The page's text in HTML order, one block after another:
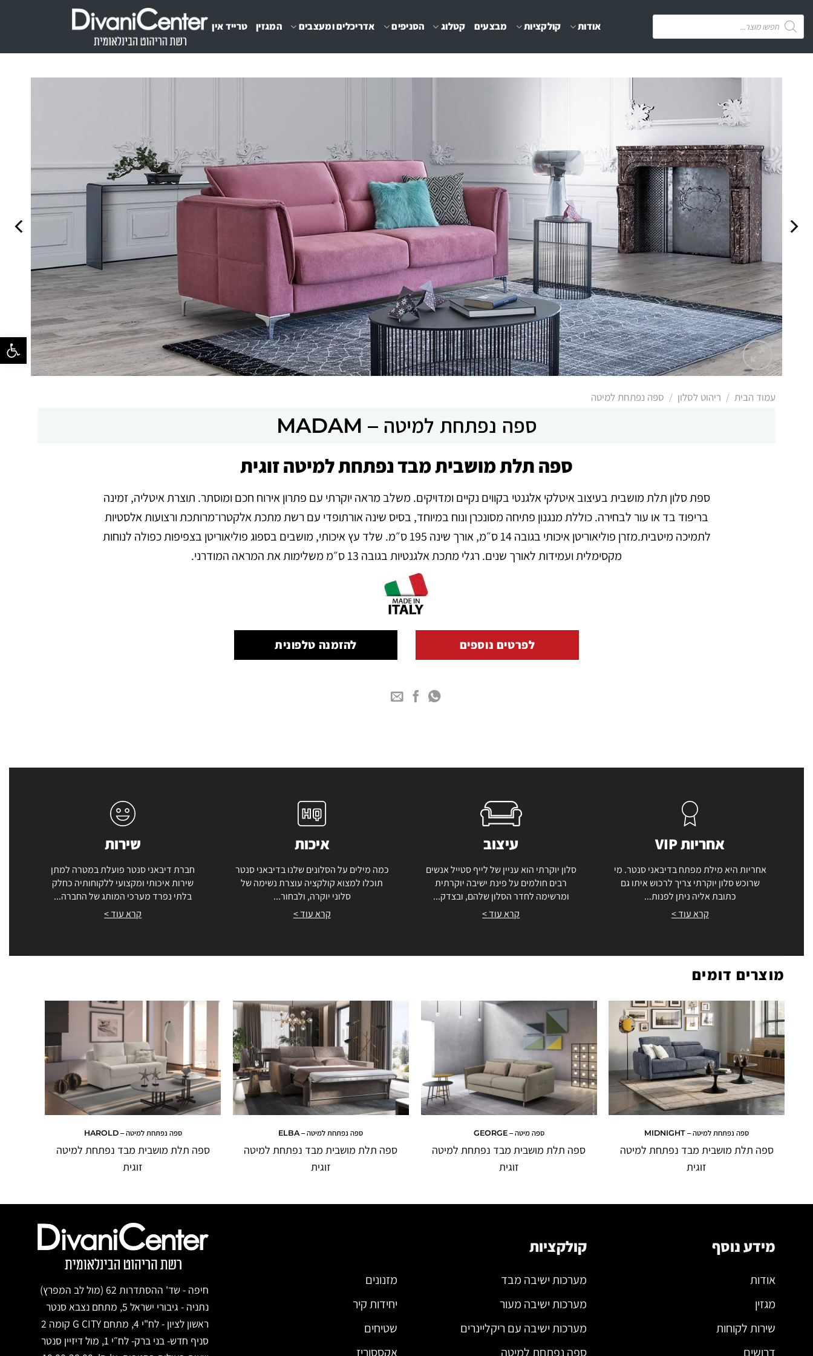
פתח
אודות קולקציות מבצעים קטלוג הסניפים אדריכלים ומעצבים המגזין טרייד אין
Products
search
עמוד הבית / ריהוט לסלון / ספה נפתחת למיטה
ספה נפתחת למיטה – MADAM
ספה תלת מושבית מבד נפתחת למיטה זוגית
ספת סלון תלת מושבית בעיצוב איטלקי אלגנטי בקווים נקיים ומדויקים. משלב מראה יוקרתי עם פתרון אירוח חכם ומוסתר. תוצרת איטליה, זמינה
בריפוד בד או עור לבחירה. כוללת מנגנון פתיחה מסונכרן ונוח במיוחד, בסיס שינה אורתופדי עם רשת מתכת אלקטרו־מרותכת ורצועות אלסטיות
לתמיכה מיטבית.מזרן פוליאוריטן איכותי בגובה 14 ס״מ, אורך שינה 195 ס״מ. שלד עץ איכותי, מושבים בספוג פוליאוריטן בצפיפות כפולה לנוחות
מקסימלית ועמידות לאורך שנים. רגלי מתכת אלגנטיות בגובה 13 ס״מ משלימות את המראה המודרני.
לפרטים נוספים להזמנה טלפונית
אחריות VIP
אחריות היא מילת מפתח בדיבאני סנטר. מי
שרוכש סלון יוקרתי צריך לרכוש איתו גם
כתובת אליה ניתן לפנות...
קרא עוד >
עיצוב
סלון יוקרתי הוא עניין של לייף סטייל אנשים
רבים חולמים על פינת ישיבה יוקרתית
ומרשימה לחדר הסלון שלהם, ובצדק...
קרא עוד >
איכות
כמה מילים על הסלונים שלנו בדיבאני סנטר
תוכלו למצוא קולקציה עוצרת נשימה של
סלוני יוקרה, ולבחור...
קרא עוד >
שירות
חברת דיבאני סנטר פועלת במטרה למתן
שירות איכותי ומקצועי ללקוחותיה כחלק
בלתי נפרד מערכי המותג של החברה...
קרא עוד >
מוצרים דומים
ספה נפתחת למיטה – MIDNIGHT
ספה תלת מושבית מבד נפתחת למיטה
זוגית
ספה מיטה – GEORGE
ספה תלת מושבית מבד נפתחת למיטה
זוגית
ספה נפתחת למיטה – ELBA
ספה תלת מושבית מבד נפתחת למיטה
זוגית
ספה נפתחת למיטה – HAROLD
ספה תלת מושבית מבד נפתחת למיטה
זוגית
מידע נוסף
אודות
מגזין
שירות לקוחות
דרושים
קולקציות
מערכות ישיבה מבד
מערכות ישיבה מעור
מערכות ישיבה עם ריקליינרים
ספה נפתחת למיטה
מזנונים
יחידות קיר
שטיחים
אקססוריז
חיפה - שד' ההסתדרות 62 (מול לב המפרץ)
נתניה - גיבורי ישראל 5, מתחם נצבא סנטר
ראשון לציון - לח"י 4, מתחם G CITY קומה 2
סניף חדש- בני ברק- לח״י 1, מול דיזיין סנטר